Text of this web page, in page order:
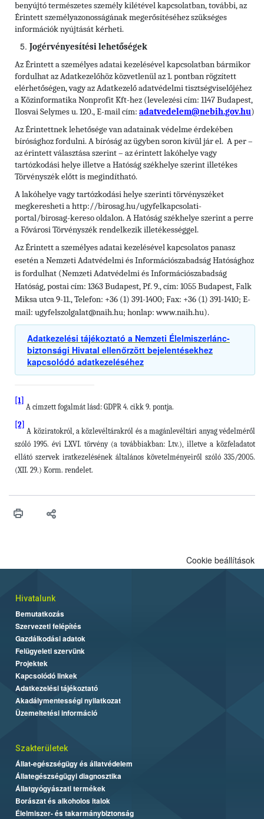
benyújtó természetes személy kilétével kapcsolatban, további, az
Érintett személyazonosságának megerősítéséhez szükséges
információk nyújtását kérheti.
Jogérvényesítési lehetőségek
Az Érintett a személyes adatai kezelésével kapcsolatban bármikor
fordulhat az Adatkezelőhöz közvetlenül az 1. pontban rögzített
elérhetőségen, vagy az Adatkezelő adatvédelmi tisztségviselőjéhez
a Közinformatika Nonprofit Kft-hez (levelezési cím: 1147 Budapest,
Ilosvai Selymes u. 120., E-mail cím: adatvedelem@nebih.gov.hu)
Az Érintettnek lehetősége van adatainak védelme érdekében
bírósághoz fordulni. A bíróság az ügyben soron kívül jár el. A per –
az érintett választása szerint – az érintett lakóhelye vagy
tartózkodási helye illetve a Hatóság székhelye szerint illetékes
Törvényszék előtt is megindítható.
A lakóhelye vagy tartózkodási helye szerinti törvényszéket
megkeresheti a http://birosag.hu/ugyfelkapcsolati-
portal/birosag-kereso oldalon. A Hatóság székhelye szerint a perre
a Fővárosi Törvényszék rendelkezik illetékességgel.
Az Érintett a személyes adatai kezelésével kapcsolatos panasz
esetén a Nemzeti Adatvédelmi és Információszabadság Hatósághoz
is fordulhat (Nemzeti Adatvédelmi és Információszabadság
Hatóság, postai cím: 1363 Budapest, Pf. 9., cím: 1055 Budapest, Falk
Miksa utca 9-11., Telefon: +36 (1) 391-1400; Fax: +36 (1) 391-1410; E-
mail: ugyfelszolgalat@naih.hu; honlap: www.naih.hu).
Adatkezelési tájékoztató a Nemzeti Élelmiszerlánc-
biztonsági Hivatal ellenőrzött bejelentésekhez
kapcsolódó adatkezeléséhez
[1]
A címzett fogalmát lásd: GDPR 4. cikk 9. pontja.
[2]
A köziratokról, a közlevéltárakról és a magánlevéltári anyag védelméről
szóló 1995. évi LXVI. törvény (a továbbiakban: Ltv.), illetve a közfeladatot
ellátó szervek iratkezelésének általános követelményeiről szóló 335/2005.
(XII. 29.) Korm. rendelet.
Cookie beállítások
Hivatalunk
Bemutatkozás
Szervezeti felépítés
Gazdálkodási adatok
Felügyeleti szervünk
Projektek
Kapcsolódó linkek
Adatkezelési tájékoztató
Akadálymentességi nyilatkozat
Üzemeltetési információ
Szakterületek
Állat-egészségügy és állatvédelem
Állategészségügyi diagnosztika
Állatgyógyászati termékek
Borászat és alkoholos italok
Élelmiszer- és takarmánybiztonság